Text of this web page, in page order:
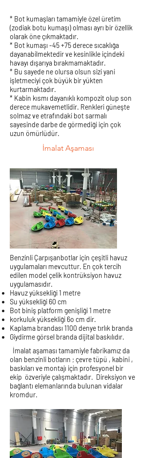
* Bot kumaşları tamamiyle özel üretim
(zodiak botu kumaşı) olması ayrı bir özellik
olarak öne çıkmaktadır.
* Bot kumaşı -45 +75 derece sıcaklığa
dayanabilmektedir ve kesinlikle içindeki
havayı dışarıya bırakmamaktadır.
* Bu sayede ne olursa olsun sizi yani
işletmeciyi çok büyük bir yükten
kurtarmaktadır.
* Kabin kısmı dayanıklı kompozit olup son
derece mukavemetlidir. Renkleri güneşte
solmaz ve etrafındaki bot sarmalı
sayesinde darbe de görmediği için çok
uzun ömürlüdür.
İmalat Aşaması
Benzinli Çarpışanbotlar için çeşitli havuz
uygulamaları mevcuttur. En çok tercih
edilen model çelik kontrüksiyon havuz
uygulamasıdır.
Havuz yüksekliği 1 metre
Su yüksekliği 60 cm
Bot biniş platform genişliği 1 metre
korkuluk yüksekliği 6o cm dir.
Kaplama brandası 1100 denye tırlık branda
Giydirme görsel branda dijital baskılıdır.
İmalat aşaması tamamiyle fabrikamız da
olan benzinli botların ; çevre tüpü , kabini ,
baskıları ve montajı için profesyonel bir
ekip özveriyle çalışmaktadır. Direksiyon ve
bağlantı elemanlarında bulunan vidalar
kromdur.